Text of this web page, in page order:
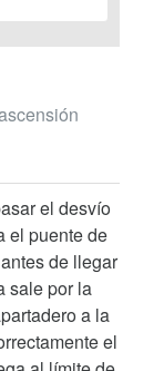
el desvío
el puente de
de llegar
sale por la
a la
el